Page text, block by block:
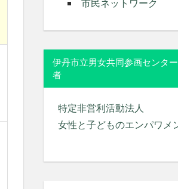
市民ネットワーク
伊丹市立男女共同参画センタ
者
特定非営利活動法人
女性と子どものエンパワメ